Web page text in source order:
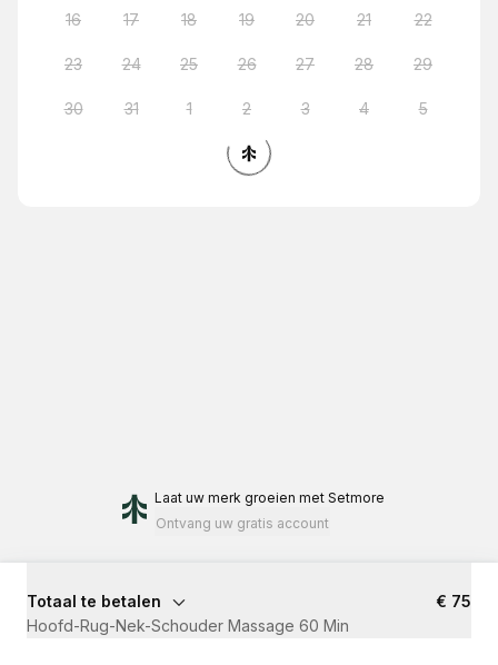
16 17 18 19 20 21 22
23 24 25 26 27 28 29
30 31 1 2 3 4 5
Laat uw merk groeien met Setmore
Ontvang uw gratis account
Totaal te betalen
€ 75
Hoofd-Rug-Nek-Schouder Massage 60 Min